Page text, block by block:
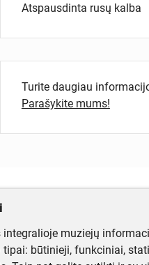
Atspausdinta rusų kalba
Turite daugiau
Parašykite mums!
integralioje muziejų
tipai: būtinieji, funkciniai,